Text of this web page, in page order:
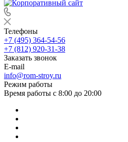
Телефоны
+7 (495) 364-54-56
+7 (812) 920-31-38
Заказать звонок
E-mail
info@rom-stroy.ru
Режим работы
Время работы с 8:00 до 20:00